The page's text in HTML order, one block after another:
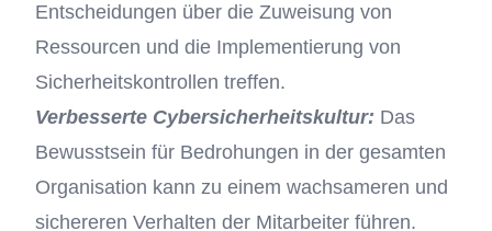
Entscheidungen über die Zuweisung von
Ressourcen und die Implementierung von
Sicherheitskontrollen treffen.
Verbesserte Cybersicherheitskultur: Das
Bewusstsein für Bedrohungen in der gesamten
Organisation kann zu einem wachsameren und
sichereren Verhalten der Mitarbeiter führen.